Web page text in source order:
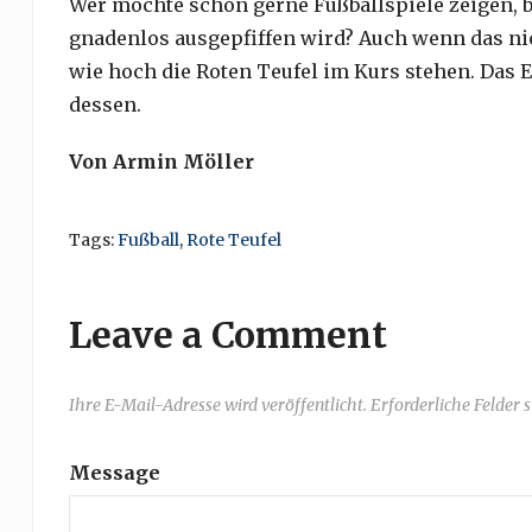
Wer möchte schon gerne Fußballspiele zeigen,
gnadenlos ausgepfiffen wird? Auch wenn das
wie hoch die Roten Teufel im Kurs stehen.
dessen.
Von Armin Möller
Tags:Fußball,Rote Teufel
Leave a Comment
Ihre E-Mail-Adresse wird veröffentlicht. Erforderliche Felder
Message